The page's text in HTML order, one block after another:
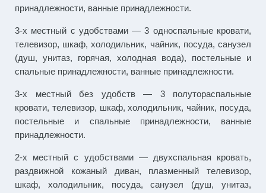
принадлежности, ванные принадлежности.
3-х местный с удобствами — 3 односпальные кровати,
телевизор, шкаф, холодильник, чайник, посуда, санузел
(душ, унитаз, горячая, холодная вода), постельные и
спальные принадлежности, ванные принадлежности.
3-х местный без удобств — 3 полутораспальные
кровати, телевизор, шкаф, холодильник, чайник, посуда,
постельные и спальные принадлежности, ванные
принадлежности.
2-х местный с удобствами — двухспальная кровать,
раздвижной кожаный диван, плазменный телевизор,
шкаф, холодильник, посуда, санузел (душ, унитаз,